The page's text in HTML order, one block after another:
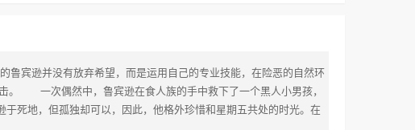
鲁宾逊并没有放弃希望，而是运用自己的专业技能，在险恶的自然环
。 一次偶然中，鲁宾逊在食人族的手中救下了一个黑人小男孩，
死地，但孤独却可以，因此，他格外珍惜和星期五共处的时光。在